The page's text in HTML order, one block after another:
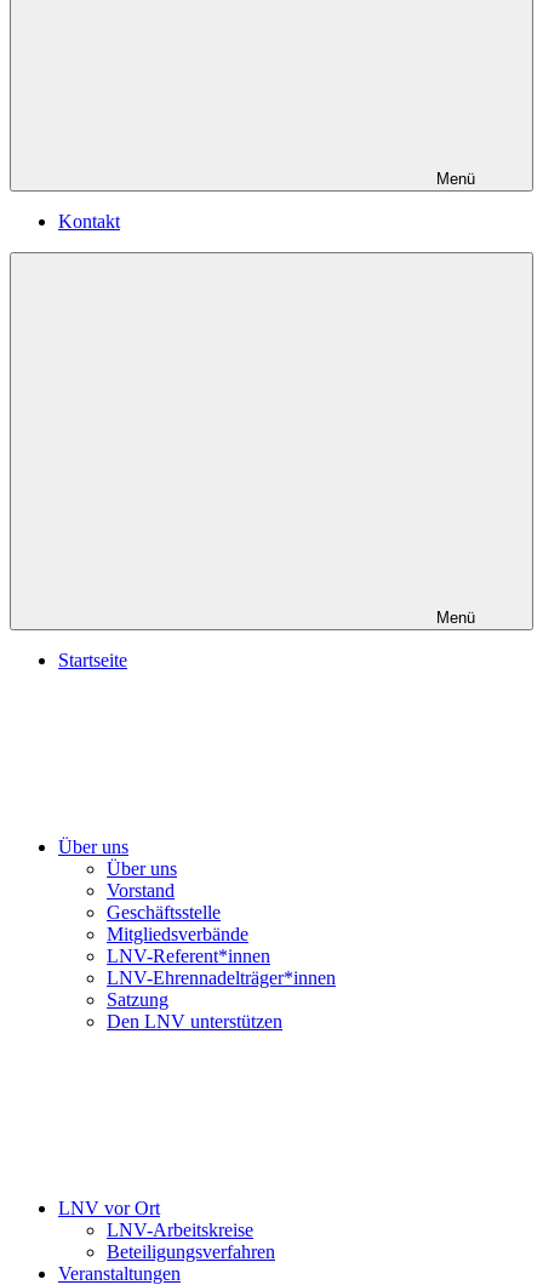
Menü
Kontakt
Menü
Startseite
Über uns
Über uns
Vorstand
Geschäftsstelle
Mitgliedsverbände
LNV-Referent*innen
LNV-Ehrennadelträger*innen
Satzung
Den LNV unterstützen
LNV vor Ort
LNV-Arbeitskreise
Beteiligungsverfahren
Veranstaltungen